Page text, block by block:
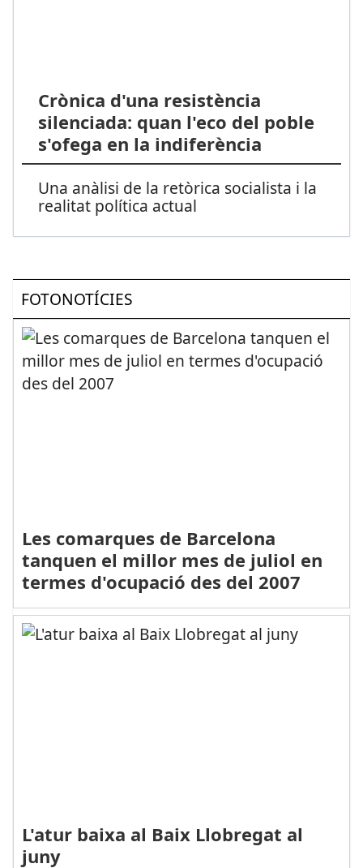
Crònica d'una resistència
silenciada: quan l'eco del poble
s'ofega en la indiferència
Una anàlisi de la retòrica socialista i la
realitat política actual
FOTONOTÍCIES
Les comarques de Barcelona
tanquen el millor mes de juliol en
termes d'ocupació des del 2007
L'atur baixa al Baix Llobregat al
juny